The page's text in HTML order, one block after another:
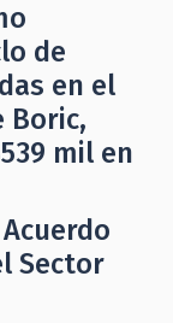
de
en el
Boric,
mil en
Sector